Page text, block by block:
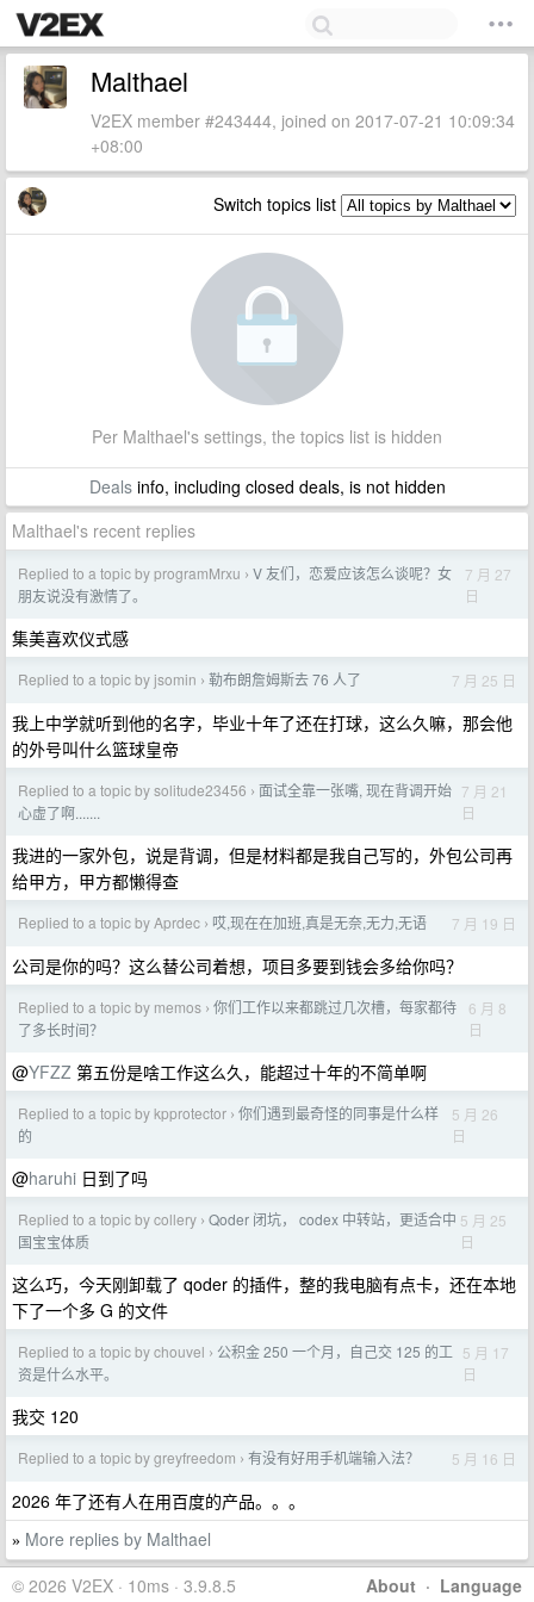
Malthael
V2EX member #243444, joined on 2017-07-21 10:09:34
+08:00
Switch topics list
Per Malthael's settings, the topics list is hidden
Dealsinfo, including closed deals, is not hidden
Malthael's recent replies
Replied to a topic by programMrxu › V 友们，恋爱应该怎么谈呢？女
朋友说没有激情了。
7 月 27
日
集美喜欢仪式感
Replied to a topic by jsomin › 勒布朗詹姆斯去 76 人了 7 月 25 日
我上中学就听到他的名字，毕业十年了还在打球，这么久嘛，那会他
的外号叫什么篮球皇帝
Replied to a topic by solitude23456 › 面试全靠一张嘴, 现在背调开始
心虚了啊.......
7 月 21
日
我进的一家外包，说是背调，但是材料都是我自己写的，外包公司再
给甲方，甲方都懒得查
Replied to a topic by Aprdec › 哎,现在在加班,真是无奈,无力,无语 7 月 19 日
公司是你的吗？这么替公司着想，项目多要到钱会多给你吗？
Replied to a topic by memos › 你们工作以来都跳过几次槽，每家都待
了多长时间？
6 月 8
日
@YFZZ 第五份是啥工作这么久，能超过十年的不简单啊
Replied to a topic by kpprotector › 你们遇到最奇怪的同事是什么样
的
5 月 26
日
@haruhi 日到了吗
Replied to a topic by collery › Qoder 闭坑， codex 中转站，更适合中
国宝宝体质
5 月 25
日
这么巧，今天刚卸载了 qoder 的插件，整的我电脑有点卡，还在本地
下了一个多 G 的文件
Replied to a topic by chouvel › 公积金 250 一个月，自己交 125 的工
资是什么水平。
5 月 17
日
我交 120
Replied to a topic by greyfreedom › 有没有好用手机端输入法？ 5 月 16 日
2026 年了还有人在用百度的产品。。。
» More replies by Malthael
About · Language
© 2026 V2EX · 10ms · 3.9.8.5